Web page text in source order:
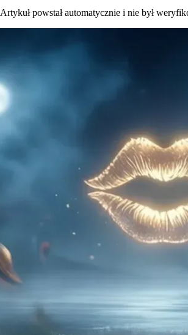
Artykuł powstał automatycznie i nie był